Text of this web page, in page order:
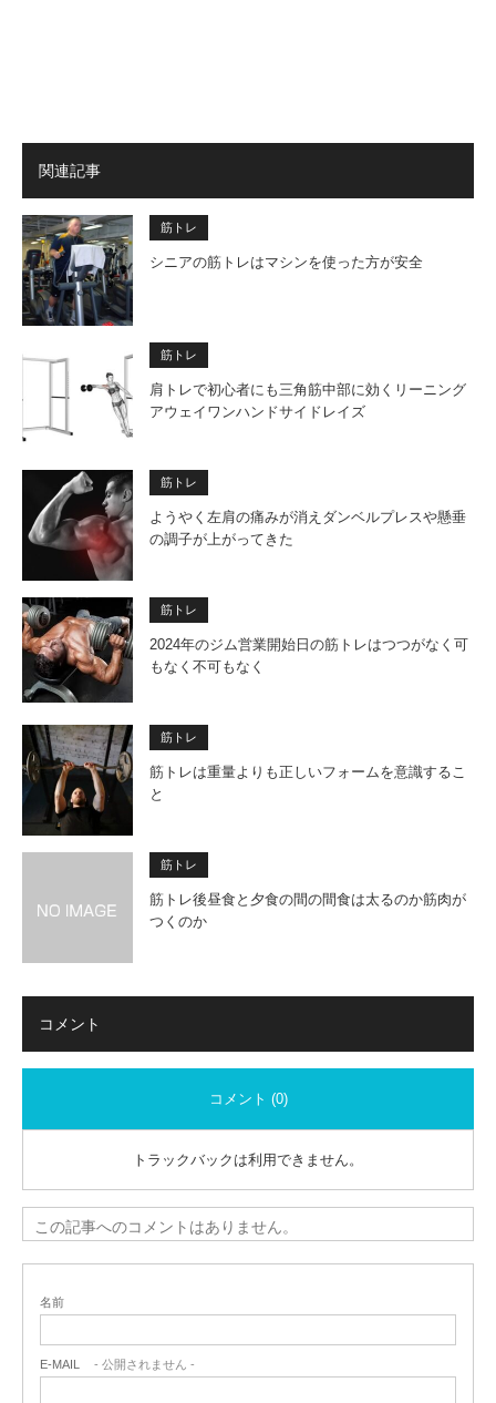
関連記事
筋トレ
シニアの筋トレはマシンを使った方が安全
筋トレ
肩トレで初心者にも三角筋中部に効くリーニング
アウェイワンハンドサイドレイズ
筋トレ
ようやく左肩の痛みが消えダンベルプレスや懸垂
の調子が上がってきた
筋トレ
2024年のジム営業開始日の筋トレはつつがなく可
もなく不可もなく
筋トレ
筋トレは重量よりも正しいフォームを意識するこ
と
筋トレ
筋トレ後昼食と夕食の間の間食は太るのか筋肉が
つくのか
コメント
コメント (0)
トラックバックは利用できません。
この記事へのコメントはありません。
名前
E-MAIL - 公開されません -